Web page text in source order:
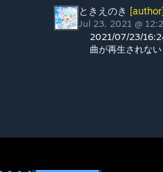
ときえのき [author]
Jul 23, 2021 @
2021/07/23/
曲が再生されない